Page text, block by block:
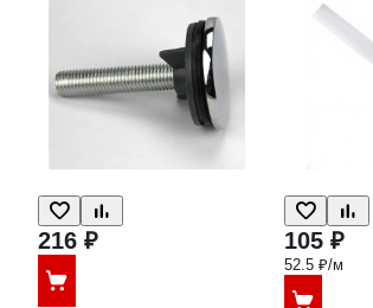
216 ₽ 105 ₽
52.5 ₽/м